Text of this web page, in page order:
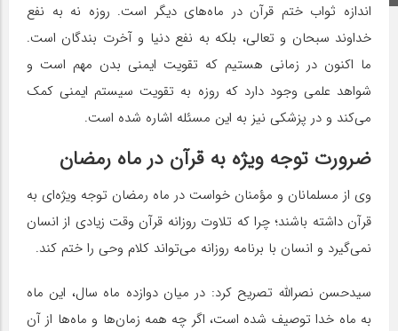
اندازه ثواب ختم قرآن در ماه‌های دیگر است. روزه نه به نفع
خداوند سبحان و تعالی، بلکه به نفع دنیا و آخرت بندگان است.
ما اکنون در زمانی هستیم که تقویت ایمنی بدن مهم است و
شواهد علمی وجود دارد که روزه به تقویت سیستم ایمنی کمک
می‌کند و در پزشکی نیز به این مسئله اشاره شده است.
ضرورت توجه ویژه به قرآن در ماه رمضان
وی از مسلمانان و مؤمنان خواست در ماه رمضان توجه ویژه‌ای به
قرآن داشته باشند؛ چرا که تلاوت روزانه قرآن وقت زیادی از انسان
نمی‌گیرد و انسان با برنامه روزانه می‌تواند کلام وحی را ختم کند.
سیدحسن نصرالله تصریح کرد: در میان دوازده ماه سال، این ماه
به ماه خدا توصیف شده است، اگر چه همه زمان‌ها و ماه‌ها از آن